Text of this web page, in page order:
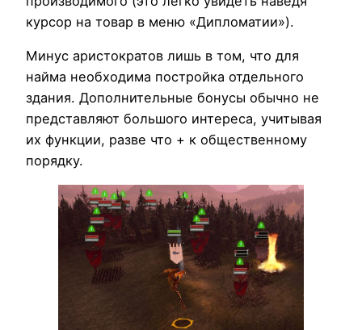
курсор на товар в меню «Дипломатии»).
Минус аристократов лишь в том, что для
найма необходима постройка отдельного
здания. Дополнительные бонусы обычно не
представляют большого интереса, учитывая
их функции, разве что + к общественному
порядку.